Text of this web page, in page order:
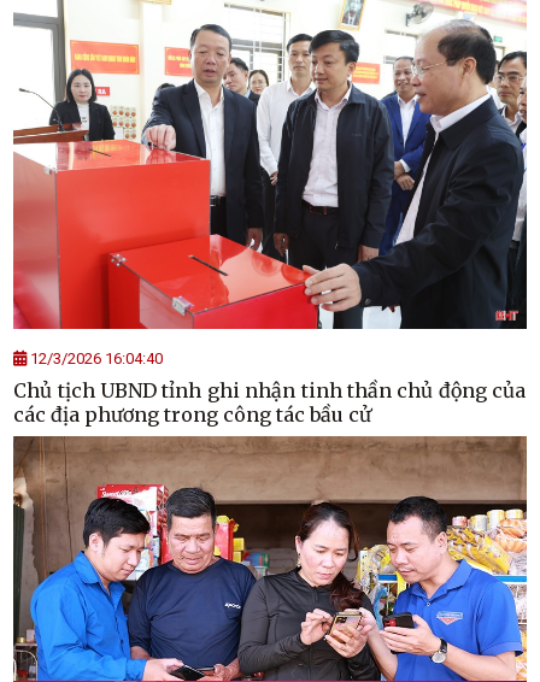
12/3/2026 16:04:40
Chủ tịch UBND tỉnh ghi nhận tinh thần chủ động của
các địa phương trong công tác bầu cử